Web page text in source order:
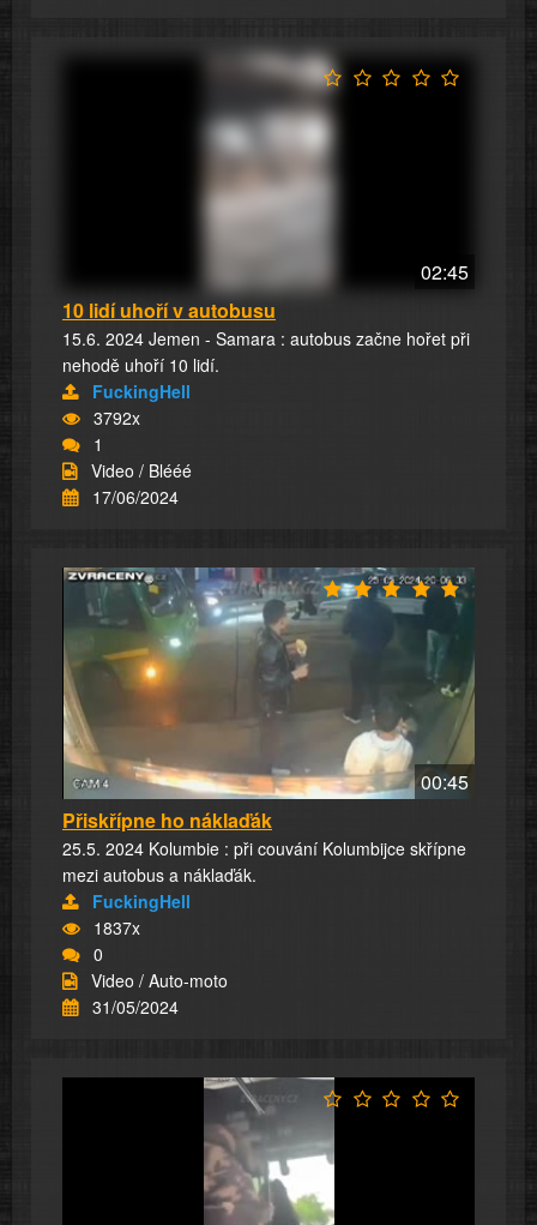
02:45
10 lidí uhoří v autobusu
15.6. 2024 Jemen - Samara : autobus začne hořet při
nehodě uhoří 10 lidí.
FuckingHell
3792x
1
Video / Blééé
17/06/2024
00:45
Přiskřípne ho náklaďák
25.5. 2024 Kolumbie : při couvání Kolumbijce skřípne
mezi autobus a náklaďák.
FuckingHell
1837x
0
Video / Auto-moto
31/05/2024